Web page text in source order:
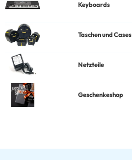
Keyboards
Taschen und Cases
Netzteile
Geschenkeshop